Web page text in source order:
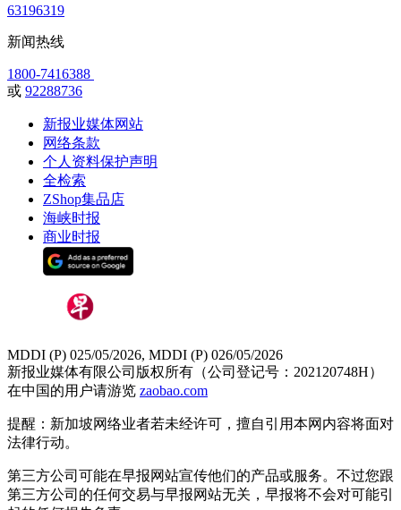
63196319
新闻热线
1800-7416388
或 92288736
新报业媒体网站
网络条款
个人资料保护声明
全检索
ZShop集品店
海峡时报
商业时报
MDDI (P) 025/05/2026, MDDI (P) 026/05/2026
新报业媒体有限公司版权所有（公司登记号：202120748H）
在中国的用户请游览 zaobao.com
提醒：新加坡网络业者若未经许可，擅自引用本网内容将面对
法律行动。
第三方公司可能在早报网站宣传他们的产品或服务。不过您跟
第三方公司的任何交易与早报网站无关，早报将不会对可能引